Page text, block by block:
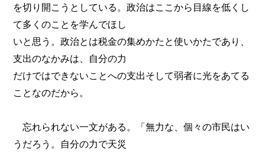
を切り開こうとしている。政治はここから目線を低くし
て多くのことを学んでほし
いと思う。政治とは税金の集めかたと使いかたであり、
支出のなかみは、自分の力
だけではできないことへの支出そして弱者に光をあてる
ことなのだから。
忘れられない一文がある。「無力な、個々の市民はい
うだろう。自分の力で天災